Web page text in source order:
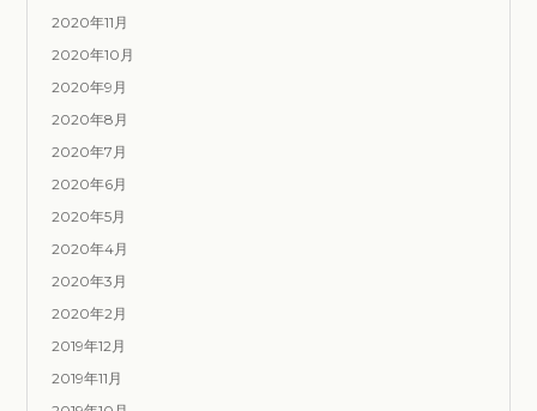
2020年11月
2020年10月
2020年9月
2020年8月
2020年7月
2020年6月
2020年5月
2020年4月
2020年3月
2020年2月
2019年12月
2019年11月